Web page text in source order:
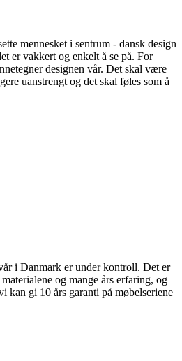
mennesket i sentrum - dansk design
er vakkert og enkelt å se på. For
designen vår. Det skal være
uanstrengt og det skal føles som å
i Danmark er under kontroll. Det er
og mange års erfaring, og
kan gi 10 års garanti på møbelseriene